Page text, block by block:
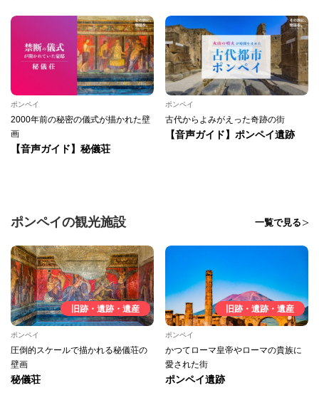
ポンペイ
2000年前の秘密の儀式が描かれた壁
画
【音声ガイド】秘儀荘
ポンペイ
古代からよみがえった奇跡の街
【音声ガイド】ポンペイ遺跡
ポンペイの観光施設 一覧で見る
旧跡・遺跡・遺産
ポンペイ
圧倒的スケールで描かれる秘儀荘の
壁画
秘儀荘
旧跡・遺跡・遺産
ポンペイ
かつてローマ皇帝やローマの貴族に
愛された街
ポンペイ遺跡